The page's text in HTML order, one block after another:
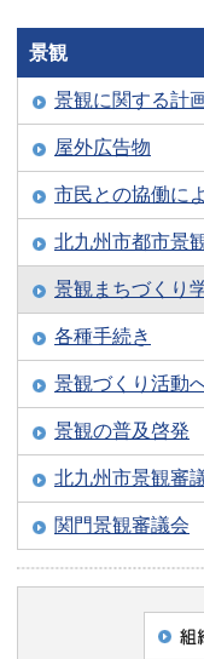
景観
景観に関する計
屋外広告物
市民との協働に
北九州市都市景
景観まちづくり
各種手続き
景観づくり活動
景観の普及啓発
北九州市景観審
関門景観審議会